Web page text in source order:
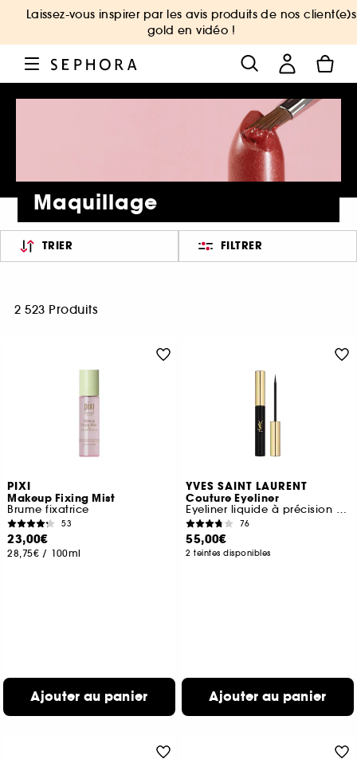
Laissez-vous inspirer par les avis produits de nos client(e)s
gold en vidéo !
Maquillage
TRIER FILTRER
2 523 Produits
PIXI
Makeup Fixing Mist
Brume fixatrice
53
23,00€
28,75€ / 100ml
Ajouter au panier
YVES SAINT LAURENT
Couture Eyeliner
Eyeliner liquide à précision extrême
76
55,00€
2 teintes disponibles
Ajouter au panier